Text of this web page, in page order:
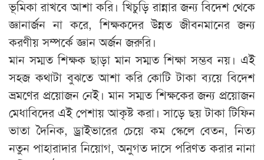
ভূমিকা রাখবে আশা করি। খিচুড়ি রান্নার জন্য বিদেশ থেকে
জ্ঞানার্জন না করে, শিক্ষকদের উন্নত জীবনমানের জন্য
করণীয় সম্পর্কে জ্ঞান অর্জন জরুরি।
মান সম্মত শিক্ষক ছাড়া মান সম্মত শিক্ষা সম্ভব নয়। এই
সহজ কথাটা বুঝতে আশা করি কোটি টাকা ব্যয়ে বিদেশ
ভ্রমণের প্রয়োজন নেই। মান সম্মত শিক্ষকের জন্য প্রয়োজন
মেধাবিদের এই পেশায় আকৃষ্ট করা। সাড়ে ছয় টাকা টিফিন
ভাতা দৈনিক, ড্রাইভারের চেয়ে কম স্কেলে বেতন, নিত্য
নতুন পাহারাদার নিয়োগ, অনুগত দাসে পরিণত করার নানা